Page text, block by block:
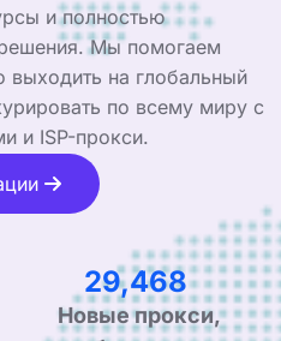
и полностью
Мы помогаем
выходить на глобальный
по всему миру с
и ISP-прокси.
48,196
Новые прокси,